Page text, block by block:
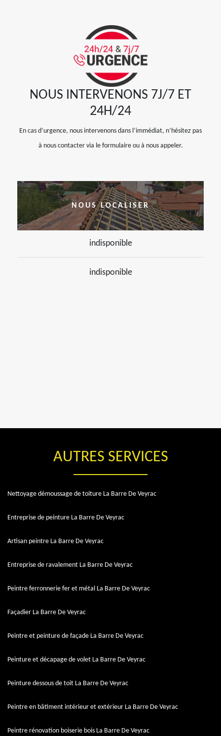
NOUS INTERVENONS 7J/7 ET
24H/24
En cas d’urgence, nous intervenons dans l’immédiat, n’hésitez pas
à nous contacter via le formulaire ou à nous appeler.
NOUS LOCALISER
indisponible
indisponible
AUTRES SERVICES
Nettoyage démoussage de toiture La Barre De Veyrac
Entreprise de peinture La Barre De Veyrac
Artisan peintre La Barre De Veyrac
Entreprise de ravalement La Barre De Veyrac
Peintre ferronnerie fer et métal La Barre De Veyrac
Façadier La Barre De Veyrac
Peintre et peinture de façade La Barre De Veyrac
Peinture et décapage de volet La Barre De Veyrac
Peinture dessous de toit La Barre De Veyrac
Peintre en bâtiment intérieur et extérieur La Barre De Veyrac
Peintre rénovation boiserie bois La Barre De Veyrac